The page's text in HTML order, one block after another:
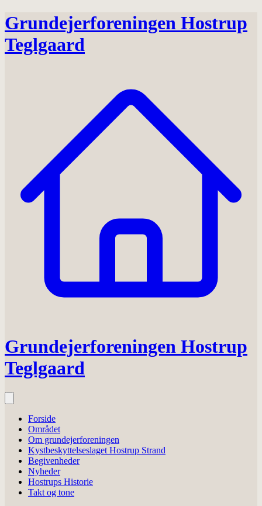
Grundejerforeningen Hostrup
Teglgaard
Grundejerforeningen Hostrup
Teglgaard
Forside
Området
Om grundejerforeningen
Kystbeskyttelseslaget Hostrup Strand
Begivenheder
Nyheder
Hostrups Historie
Takt og tone